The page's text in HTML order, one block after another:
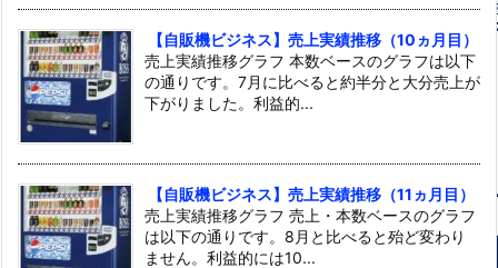
【自販機ビジネス】売上実績推移（10ヵ月目）
売上実績推移グラフ 本数ベースのグラフは以下
の通りです。7月に比べると約半分と大分売上が
下がりました。利益的...
【自販機ビジネス】売上実績推移（11ヵ月目）
売上実績推移グラフ 売上・本数ベースのグラフ
は以下の通りです。8月と比べると殆ど変わり
ません。利益的には10...